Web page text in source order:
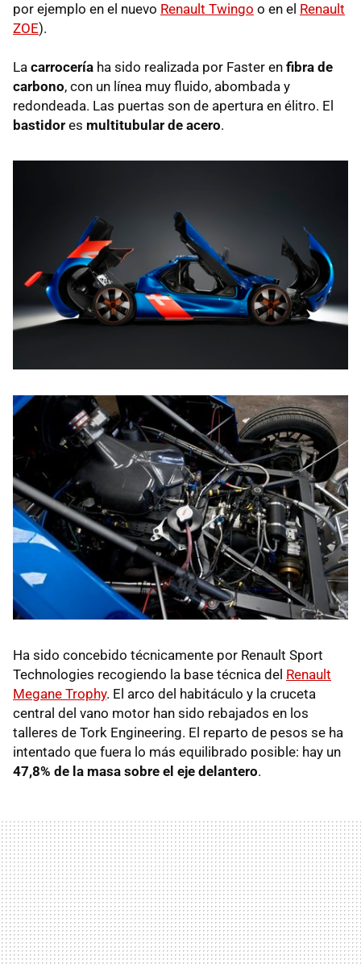
por ejemplo en el nuevo Renault Twingo o en el Renault
ZOE).
La carrocería ha sido realizada por Faster en fibra de
carbono, con un línea muy fluido, abombada y
redondeada. Las puertas son de apertura en élitro. El
bastidor es multitubular de acero.
Ha sido concebido técnicamente por Renault Sport
Technologies recogiendo la base técnica del Renault
Megane Trophy. El arco del habitáculo y la cruceta
central del vano motor han sido rebajados en los
talleres de Tork Engineering. El reparto de pesos se ha
intentado que fuera lo más equilibrado posible: hay un
47,8% de la masa sobre el eje delantero.